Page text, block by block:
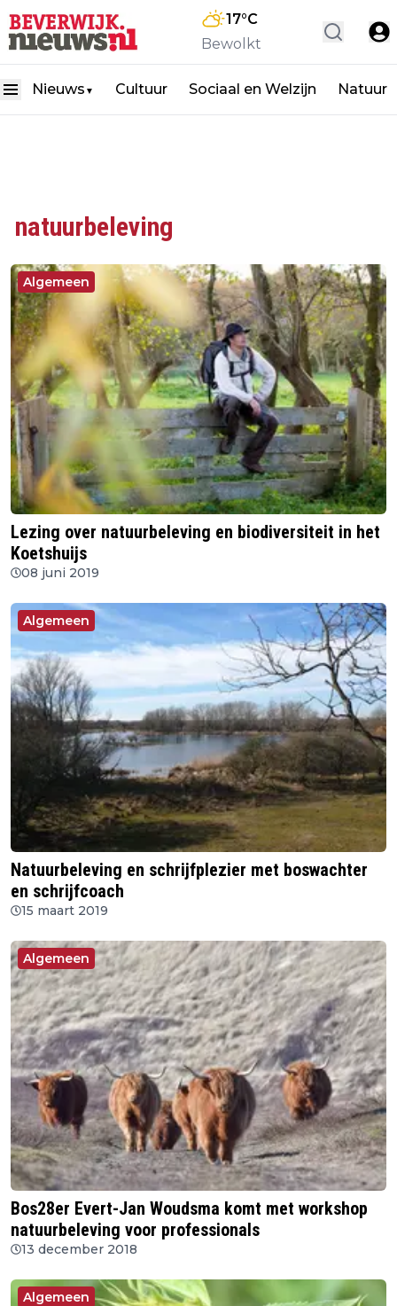
17°C
Bewolkt
Nieuws ▼ Cultuur Sociaal en Welzijn Natuur
natuurbeleving
Algemeen
Lezing over natuurbeleving en biodiversiteit in het
Koetshuijs
08 juni 2019
Algemeen
Natuurbeleving en schrijfplezier met boswachter
en schrijfcoach
15 maart 2019
Algemeen
Bos28er Evert-Jan Woudsma komt met workshop
natuurbeleving voor professionals
13 december 2018
Algemeen